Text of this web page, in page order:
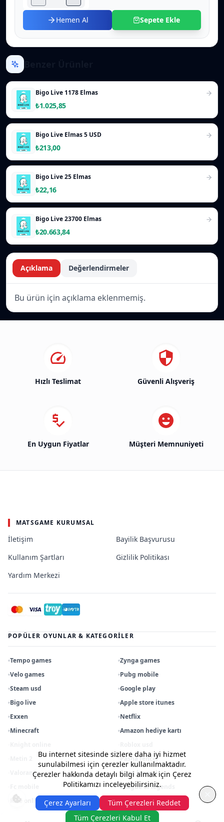
Hemen Al Sepete Ekle
Bigo Live 1178 Elmas
₺1.025,85
Bigo Live Elmas 5 USD
₺213,00
Bigo Live 25 Elmas
₺22,16
Bigo Live 23700 Elmas
₺20.663,84
Açıklama Değerlendirmeler
Bu ürün için açıklama eklenmemiş.
Hızlı Teslimat Güvenli Alışveriş
En Uygun Fiyatlar Müşteri Memnuniyeti
MATSGAME KURUMSAL
İletişim
Bayilik Başvurusu
Kullanım Şartları
Gizlilik Politikası
Yardım Merkezi
POPÜLER OYUNLAR & KATEGORILER
Tempo games
Zynga games
Velo games
Pubg mobile
Steam usd
Google play
Bigo live
Apple store itunes
Exxen
Netflix
Minecraft
Amazon hediye kartı
Pasha fencer
Valorant
Apex legends
League of legends
Rise online
Razer gold tl
Bu internet sitesinde sizlere daha iyi hizmet
sunulabilmesi için çerezler kullanılmaktadır.
Çerezler hakkında detaylı bilgi almak için Çerez
Politikamızı inceleyebilirsiniz.
Çerez Ayarları
Tüm Çerezleri Reddet
Tüm Çerezleri Kabul Et